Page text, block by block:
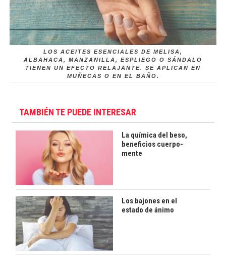
LOS ACEITES ESENCIALES DE MELISA,
ALBAHACA, MANZANILLA, ESPLIEGO O SÁNDALO
TIENEN UN EFECTO RELAJANTE. SE APLICAN EN
MUÑECAS O EN EL BAÑO.
TAMBIÉN TE PUEDE INTERESAR
La química del beso,
beneficios cuerpo-
mente
Los bajones en el
estado de ánimo